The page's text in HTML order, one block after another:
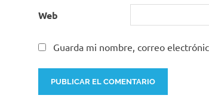
Web
Guarda mi nombre, correo